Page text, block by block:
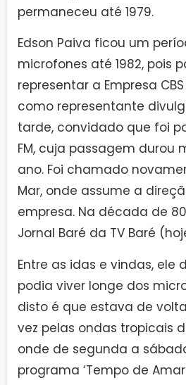
permaneceu até 1979.
Edson Paiva ficou um
microfones até 1982, pois
representar a Empresa
como representante
tarde, convidado que foi
FM, cuja passagem durou
ano. Foi chamado
Mar, onde assume a
empresa. Na década de
Jornal Baré da TV Baré
Entre as idas e vindas, ele
podia viver longe dos
disto é que estava de
vez pelas ondas tropicais
onde de segunda a
programa ‘Tempo de